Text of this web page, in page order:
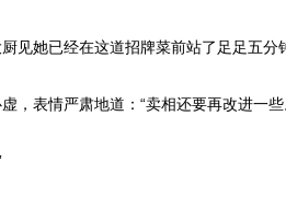
见她已经在这道招牌菜前站了足足五分
，表情严肃地道：“卖相还要再改进一